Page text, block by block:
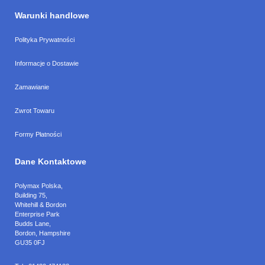
Warunki handlowe
Polityka Prywatności
Informacje o Dostawie
Zamawianie
Zwrot Towaru
Formy Płatności
Dane Kontaktowe
Polymax Polska
Building 75,
Whitehill & Bordon
Enterprise Park
Budds Lane
Bordon Hampshire
GU35 0FJ